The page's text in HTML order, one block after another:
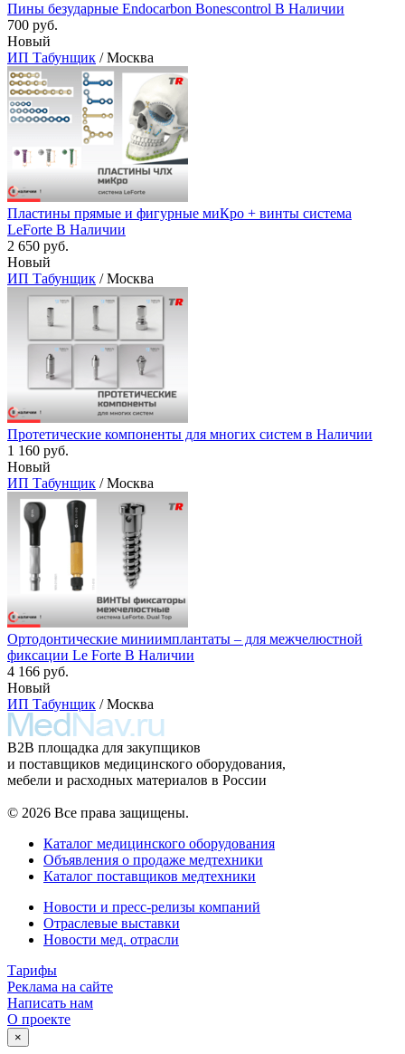
Пины безударные Endocarbon Bonescontrol В Наличии
700 руб.
Новый
ИП Табунщик / Москва
Пластины прямые и фигурные миКро + винты система
LeForte В Наличии
2 650 руб.
Новый
ИП Табунщик / Москва
Протетические компоненты для многих систем в Наличии
1 160 руб.
Новый
ИП Табунщик / Москва
Ортодонтические миниимплантаты – для межчелюстной
фиксации Le Forte В Наличии
4 166 руб.
Новый
ИП Табунщик / Москва
B2B площадка для закупщиков
и поставщиков медицинского оборудования,
мебели и расходных материалов в России
© 2026 Все права защищены.
Каталог медицинского оборудования
Объявления о продаже медтехники
Каталог поставщиков медтехники
Новости и пресс-релизы компаний
Отраслевые выставки
Новости мед. отрасли
Тарифы
Реклама на сайте
Написать нам
О проекте
×